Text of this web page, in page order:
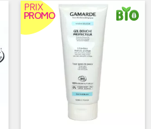
PRIX
PROMO